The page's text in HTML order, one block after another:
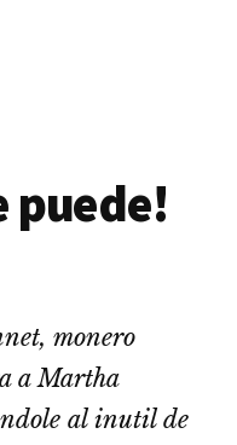
puede!
monero
a Martha
al inutil de